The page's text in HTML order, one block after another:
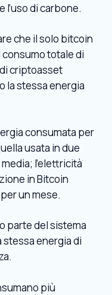
l’uso di carbone.
che il solo bitcoin
totale di
criptoasset
la stessa energia
consumata per
usata in due
l’elettricità
in Bitcoin
un mese.
parte del sistema
stessa energia di
più